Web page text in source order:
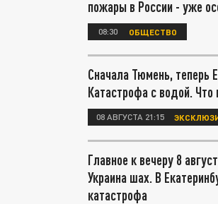
пожары в России - уже
08:30 ОБЩЕСТВО
Сначала Тюмень, теперь
Катастрофа с водой. Что
08 АВГУСТА 21:15
Главное к вечеру 8
Украина шах. В
катастрофа